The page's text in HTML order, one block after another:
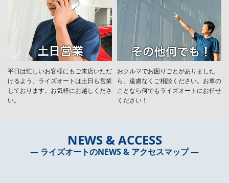
平日は忙しいお客様にもご来店いただ
けるよう、ライズオートは土日も営業
しております。お気軽にお越しくださ
い。
おクルマでお困りごとがありました
ら、遠慮なくご相談ください。お車の
ことなら何でもライズオートにお任せ
ください！
NEWS & ACCESS
― ライズオートのNEWS & アクセスマップ ―